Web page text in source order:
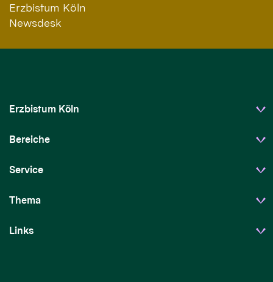
Erzbistum Köln
Newsdesk
Erzbistum Köln
Bereiche
Service
Thema
Links